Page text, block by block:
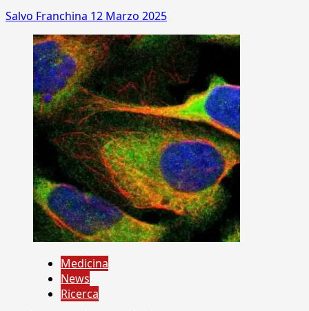
Salvo Franchina 12 Marzo 2025
Medicina
News
Ricerca